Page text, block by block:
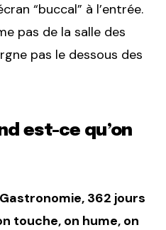
“buccal” à l’entrée.
pas de la salle des
pas le dessous des
est-ce qu’on
362 jours
touche, on hume, on